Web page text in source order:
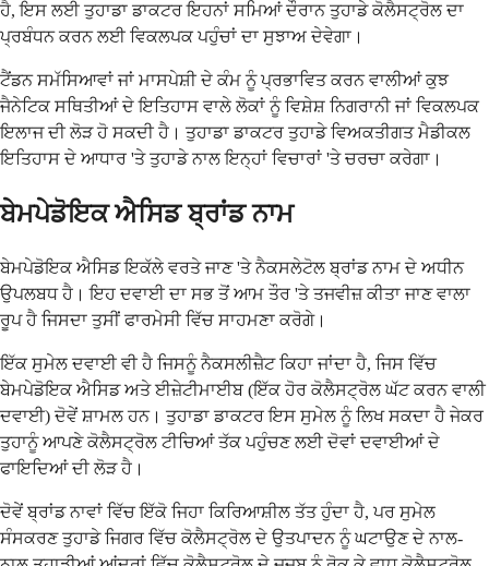
ਹੈ, ਇਸ ਲਈ ਤੁਹਾਡਾ ਡਾਕਟਰ ਇਹਨਾਂ ਸਮਿਆਂ ਦੌਰਾਨ ਤੁਹਾਡੇ ਕੋਲੈਸਟ੍ਰੋਲ ਦਾ
ਪ੍ਰਬੰਧਨ ਕਰਨ ਲਈ ਵਿਕਲਪਕ ਪਹੁੰਚਾਂ ਦਾ ਸੁਝਾਅ ਦੇਵੇਗਾ।
ਟੈਂਡਨ ਸਮੱਸਿਆਵਾਂ ਜਾਂ ਮਾਸਪੇਸ਼ੀ ਦੇ ਕੰਮ ਨੂੰ ਪ੍ਰਭਾਵਿਤ ਕਰਨ ਵਾਲੀਆਂ ਕੁਝ
ਜੈਨੇਟਿਕ ਸਥਿਤੀਆਂ ਦੇ ਇਤਿਹਾਸ ਵਾਲੇ ਲੋਕਾਂ ਨੂੰ ਵਿਸ਼ੇਸ਼ ਨਿਗਰਾਨੀ ਜਾਂ ਵਿਕਲਪਕ
ਇਲਾਜ ਦੀ ਲੋੜ ਹੋ ਸਕਦੀ ਹੈ। ਤੁਹਾਡਾ ਡਾਕਟਰ ਤੁਹਾਡੇ ਵਿਅਕਤੀਗਤ ਮੈਡੀਕਲ
ਇਤਿਹਾਸ ਦੇ ਆਧਾਰ 'ਤੇ ਤੁਹਾਡੇ ਨਾਲ ਇਨ੍ਹਾਂ ਵਿਚਾਰਾਂ 'ਤੇ ਚਰਚਾ ਕਰੇਗਾ।
ਬੇਮਪੇਡੋਇਕ ਐਸਿਡ ਬ੍ਰਾਂਡ ਨਾਮ
ਬੇਮਪੇਡੋਇਕ ਐਸਿਡ ਇਕੱਲੇ ਵਰਤੇ ਜਾਣ 'ਤੇ ਨੈਕਸਲੇਟੋਲ ਬ੍ਰਾਂਡ ਨਾਮ ਦੇ ਅਧੀਨ
ਉਪਲਬਧ ਹੈ। ਇਹ ਦਵਾਈ ਦਾ ਸਭ ਤੋਂ ਆਮ ਤੌਰ 'ਤੇ ਤਜਵੀਜ਼ ਕੀਤਾ ਜਾਣ ਵਾਲਾ
ਰੂਪ ਹੈ ਜਿਸਦਾ ਤੁਸੀਂ ਫਾਰਮੇਸੀ ਵਿੱਚ ਸਾਹਮਣਾ ਕਰੋਗੇ।
ਇੱਕ ਸੁਮੇਲ ਦਵਾਈ ਵੀ ਹੈ ਜਿਸਨੂੰ ਨੈਕਸਲੀਜ਼ੈਟ ਕਿਹਾ ਜਾਂਦਾ ਹੈ, ਜਿਸ ਵਿੱਚ
ਬੇਮਪੇਡੋਇਕ ਐਸਿਡ ਅਤੇ ਈਜ਼ੇਟੀਮਾਈਬ (ਇੱਕ ਹੋਰ ਕੋਲੈਸਟ੍ਰੋਲ ਘੱਟ ਕਰਨ ਵਾਲੀ
ਦਵਾਈ) ਦੋਵੇਂ ਸ਼ਾਮਲ ਹਨ। ਤੁਹਾਡਾ ਡਾਕਟਰ ਇਸ ਸੁਮੇਲ ਨੂੰ ਲਿਖ ਸਕਦਾ ਹੈ ਜੇਕਰ
ਤੁਹਾਨੂੰ ਆਪਣੇ ਕੋਲੈਸਟ੍ਰੋਲ ਟੀਚਿਆਂ ਤੱਕ ਪਹੁੰਚਣ ਲਈ ਦੋਵਾਂ ਦਵਾਈਆਂ ਦੇ
ਫਾਇਦਿਆਂ ਦੀ ਲੋੜ ਹੈ।
ਦੋਵੇਂ ਬ੍ਰਾਂਡ ਨਾਵਾਂ ਵਿੱਚ ਇੱਕੋ ਜਿਹਾ ਕਿਰਿਆਸ਼ੀਲ ਤੱਤ ਹੁੰਦਾ ਹੈ, ਪਰ ਸੁਮੇਲ
ਸੰਸਕਰਣ ਤੁਹਾਡੇ ਜਿਗਰ ਵਿੱਚ ਕੋਲੈਸਟ੍ਰੋਲ ਦੇ ਉਤਪਾਦਨ ਨੂੰ ਘਟਾਉਣ ਦੇ ਨਾਲ-